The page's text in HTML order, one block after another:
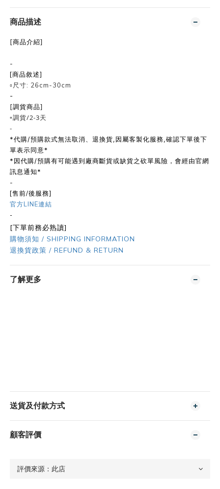
商品描述
[商品介紹]
-
[商品敘述]
▫️尺寸: 26cm-30cm
-
[調貨商品]
▫️調貨/2-3天
-
*代購/預購款式無法取消、退換貨,因屬客製化服務,確認下單後下
單表示同意*
*因代購/預購有可能遇到廠商斷貨或缺貨之砍單風險，會經由官網
訊息通知*
-
[售前/後服務]
官方LINE連結
-
[下單前務必熟讀]
購物須知 / SHIPPING INFORMATION
退換貨政策 / REFUND & RETURN
了解更多
送貨及付款方式
顧客評價